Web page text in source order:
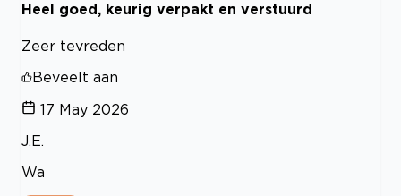
Heel goed, keurig verpakt en verstuurd
Zeer tevreden
Beveelt aan
17 May 2026
J.E.
Wa